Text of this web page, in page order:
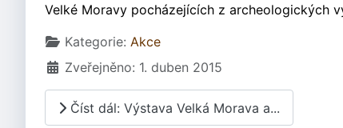
Velké Moravy pocházejících z archeologických
Základní údaje
Kategorie: Akce
Zveřejněno: 1. duben 2015
Číst dál: Výstava Velká Morava a...